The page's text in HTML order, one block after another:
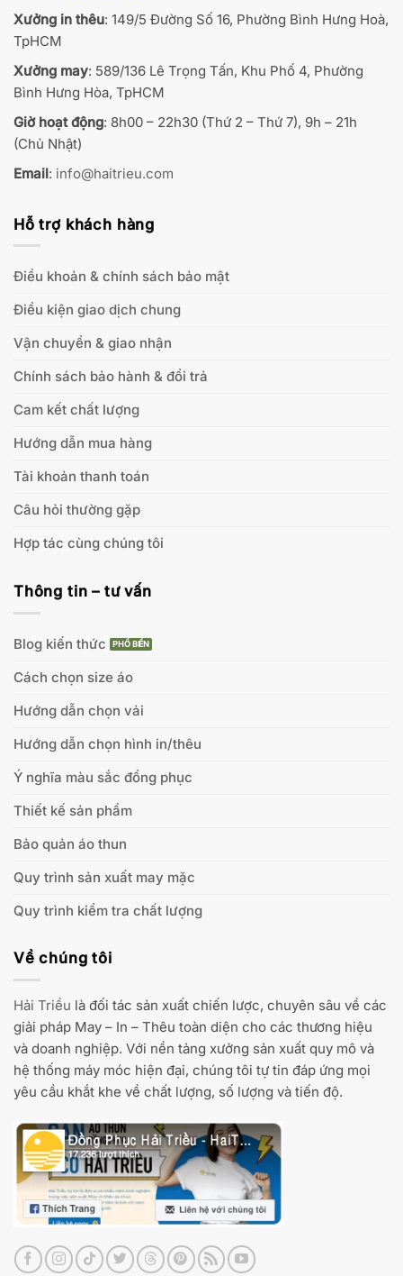
Xưởng in thêu: 149/5 Đường Số 16, Phường Bình Hưng Hoà,
TpHCM
Xưởng may: 589/136 Lê Trọng Tấn, Khu Phố 4, Phường
Bình Hưng Hòa, TpHCM
Giờ hoạt động: 8h00 – 22h30 (Thứ 2 – Thứ 7), 9h – 21h
(Chủ Nhật)
Email: info@haitrieu.com
Hỗ trợ khách hàng
Điều khoản & chính sách bảo mật
Điều kiện giao dịch chung
Vận chuyển & giao nhận
Chính sách bảo hành & đổi trả
Cam kết chất lượng
Hướng dẫn mua hàng
Tài khoản thanh toán
Câu hỏi thường gặp
Hợp tác cùng chúng tôi
Thông tin – tư vấn
Blog kiến thức
Cách chọn size áo
Hướng dẫn chọn vải
Hướng dẫn chọn hình in/thêu
Ý nghĩa màu sắc đồng phục
Thiết kế sản phẩm
Bảo quản áo thun
Quy trình sản xuất may mặc
Quy trình kiểm tra chất lượng
Về chúng tôi
Hải Triều là đối tác sản xuất chiến lược, chuyên sâu về các
giải pháp May – In – Thêu toàn diện cho các thương hiệu
và doanh nghiệp. Với nền tảng xưởng sản xuất quy mô và
hệ thống máy móc hiện đại, chúng tôi tự tin đáp ứng mọi
yêu cầu khắt khe về chất lượng, số lượng và tiến độ.